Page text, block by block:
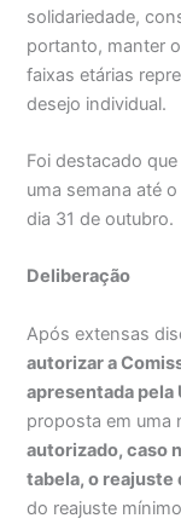
solidariedade,
portanto, manter
faixas etárias
desejo individual.
Foi destacado
uma semana até
dia 31 de outubro.
Deliberação
Após extensas
autorizar a
apresentada pela
proposta em uma
autorizado, caso
tabela, o reajuste
do reajuste